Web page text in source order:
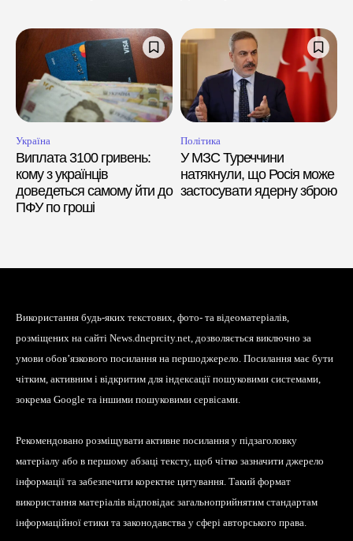
Україна
Виплата 3100 гривень:
кому з українців
доведеться самому йти до
ПФУ по гроші
Політика
У МЗС Туреччини
натякнули, що Росія може
застосувати ядерну зброю
Використання будь-яких текстових, фото- та відеоматеріалів,
розміщених на сайті News.dneprcity.net, дозволяється виключно за
умови обов’язкового посилання на першоджерело. Посилання має бути
чітким, активним і відкритим для індексації пошуковими системами,
зокрема Google та іншими пошуковими сервісами.
Рекомендовано розміщувати активне посилання у підзаголовку
матеріалу або в першому абзаці тексту, щоб чітко зазначити джерело
інформації та забезпечити коректне цитування. Такий формат
використання матеріалів відповідає загальноприйнятим стандартам
інформаційної етики та законодавства у сфері авторського права.